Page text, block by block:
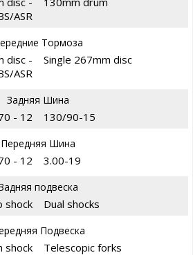
ASR
Тормоза
disc -
ASR
Single 267mm disc
Задняя Шина
- 12 130/90-15
Передняя Шина
- 12 3.00-19
подвеска
shock Dual shocks
Подвеска
shock Telescopic forks